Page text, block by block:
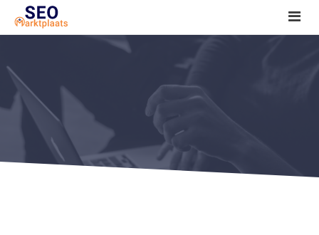
SEO tools reviews
Marketeer bij jou in de buurt?
Offerte
1. Seo voor beginners +
2. Onderzoeken +